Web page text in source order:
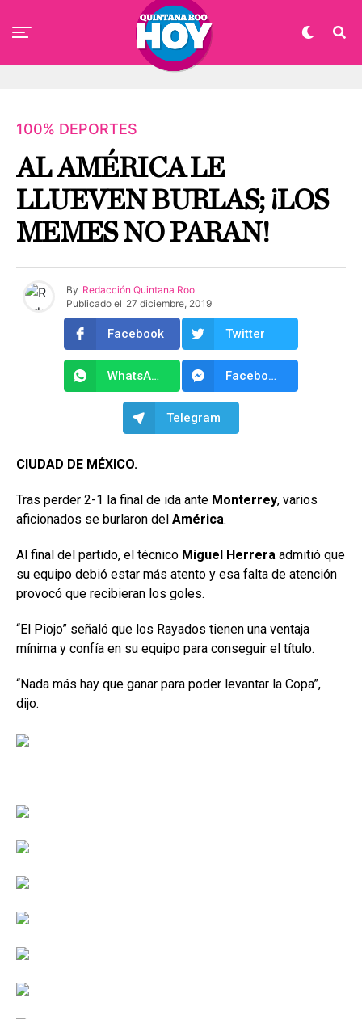
100% DEPORTES
AL AMÉRICA LE
LLUEVEN BURLAS; ¡LOS
MEMES NO PARAN!
By Redacción Quintana Roo
Publicado el 27 diciembre, 2019
Facebook Twitter
WhatsApp Facebook Messenger
Telegram
CIUDAD DE MÉXICO.
Tras perder 2-1 la final de ida ante Monterrey, varios
aficionados se burlaron del América.
Al final del partido, el técnico Miguel Herrera admitió que
su equipo debió estar más atento y esa falta de atención
provocó que recibieran los goles.
“El Piojo” señaló que los Rayados tienen una ventaja
mínima y confía en su equipo para conseguir el título.
“Nada más hay que ganar para poder levantar la Copa”,
dijo.